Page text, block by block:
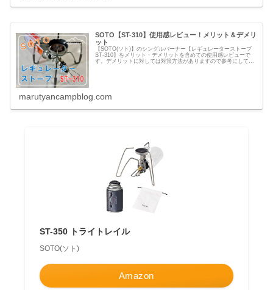
SOTO【ST-310】使用感レビュー！メリット＆デメリ
ット
【SOTO(ソト)】のシングルバーナー【レギュレーターストーブ
ST-310】をメリット・デメリットを含めての使用感レビューで
す。デメリットに対しては対策方法がありますので参考にしてみ
marutyancampblog.com
ST-350 トライトレイル
SOTO(ソト)
Amazon